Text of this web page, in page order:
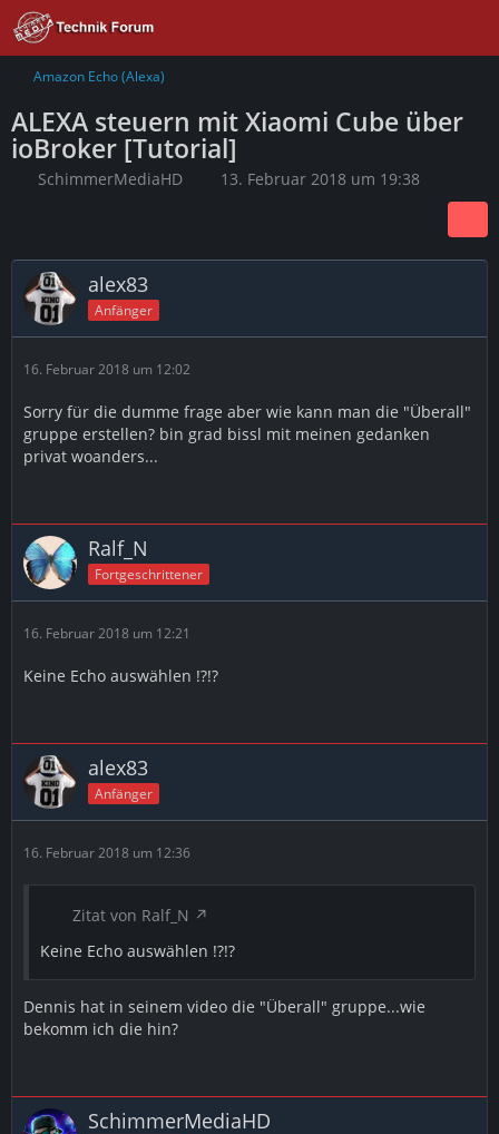
Amazon Echo (Alexa)
ALEXA steuern mit Xiaomi Cube über
ioBroker [Tutorial]
SchimmerMediaHD 13. Februar 2018 um 19:38
alex83
Anfänger
16. Februar 2018 um 12:02
Sorry für die dumme frage aber wie kann man die "Überall"
gruppe erstellen? bin grad bissl mit meinen gedanken
privat woanders...
Ralf_N
Fortgeschrittener
16. Februar 2018 um 12:21
Keine Echo auswählen !?!?
alex83
Anfänger
16. Februar 2018 um 12:36
Zitat von Ralf_N
Keine Echo auswählen !?!?
Dennis hat in seinem video die "Überall" gruppe...wie
bekomm ich die hin?
SchimmerMediaHD